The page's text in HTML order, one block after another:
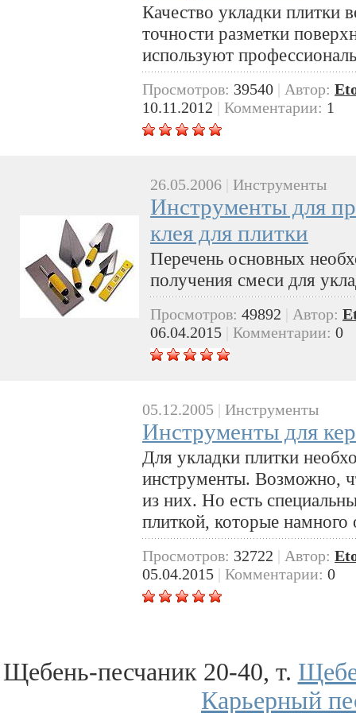
Качество укладки плитки
точности разметки
используют
Просмотров: 39540 | Автор:
10.11.2012 | Комментарии: 1
26.05.2006 Инструменты
Инструменты для
клея для плитки
Перечень основных
получения смеси для
Просмотров: 49892 Автор:
06.04.2015
Комментарии: 0
05.12.2005 | Инструменты
Инструменты для
Для укладки плитки
инструменты. Возможно,
из них. Но есть
плиткой, которые намного
Просмотров: 32722 | Автор:
05.04.2015 | Комментарии: 0
Щебень-песчаник 20-40, т.
Карьерный